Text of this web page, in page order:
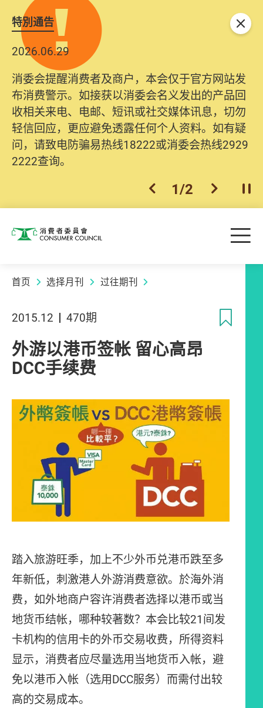
特別通告
2026.06.29
消委会提醒消费者及商户，本会仅于官方网站发
布消费警示。如接获以消委会名义发出的产品回
收相关来电、电邮、短讯或社交媒体讯息，切勿
轻信回应，更应避免透露任何个人资料。如有疑
问，请致电防骗易热线18222或消委会热线2929
2222查询。
上一个
1/2 下一个开
关闭
消费者委员会 目
首页 选择月刊 过往期刊
2015.12 470期
外游以港币签帐 留心高昂
DCC手续费
踏入旅游旺季，加上不少外币兑港币跌至多
年新低，刺激港人外游消费意欲。於海外消
费，如外地商户容许消费者选择以港币或当
地货币结帐，哪种较著数？本会比较21间发
卡机构的信用卡的外币交易收费，所得资料
显示，消费者应尽量选用当地货币入帐，避
免以港币入帐（选用DCC服务）而需付出较
高的交易成本。